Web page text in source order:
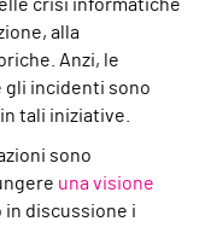
crisi informatiche
alla
Anzi, le
gli incidenti sono
tali iniziative.
sono
una visione
in discussione i